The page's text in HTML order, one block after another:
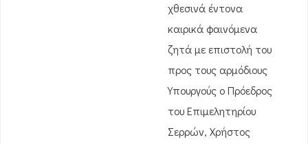
χθεσινά έντονα
καιρικά φαινόμενα
ζητά με επιστολή του
προς τους αρμόδιους
Υπουργούς ο Πρόεδρος
του Επιμελητηρίου
Σερρών, Χρήστος